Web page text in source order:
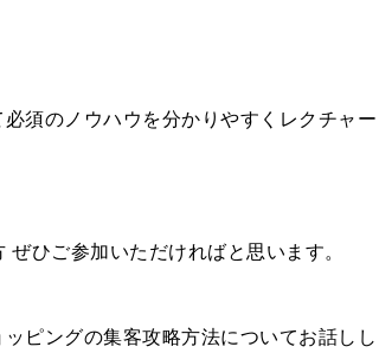
須のノウハウを分かりやすくレクチャー
ひご参加いただければと思います。
ピングの集客攻略方法についてお話しし